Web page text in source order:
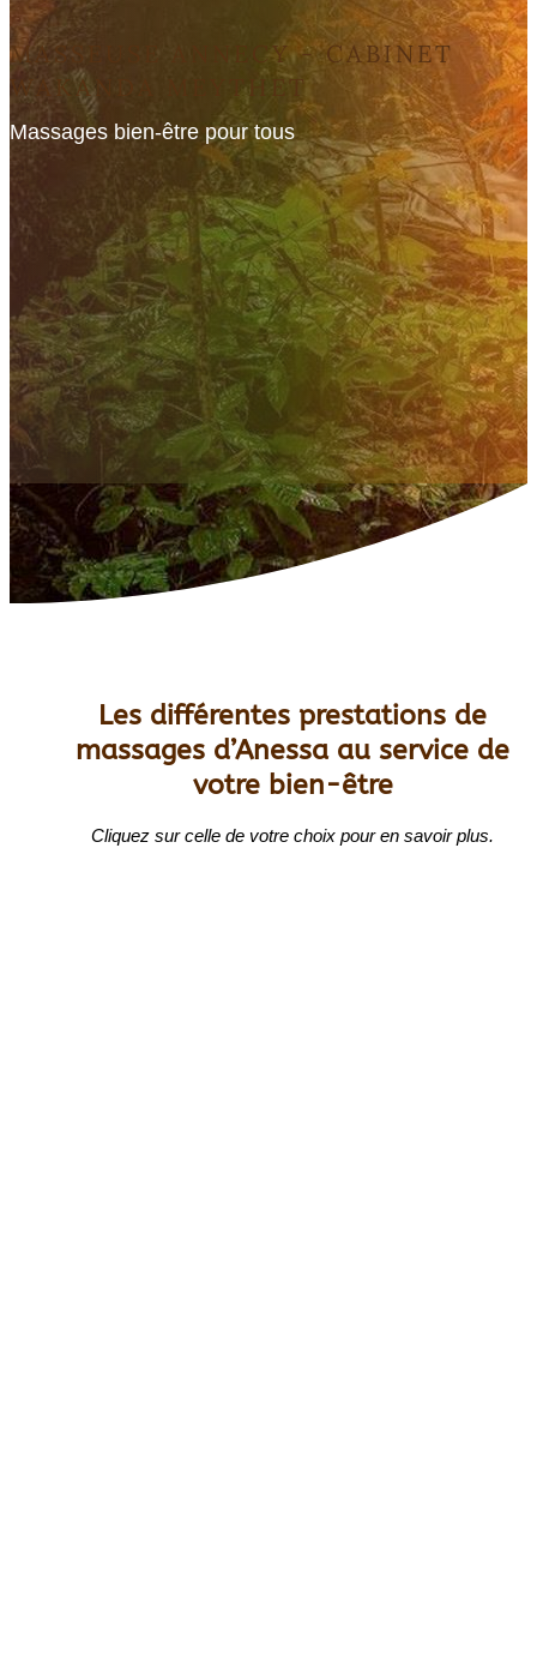
MASSEUSE ANNECY - CABINET
WAKANDA MEYTHET
Massages bien-être pour tous
Les différentes prestations de
massages d’Anessa au service de
votre bien-être
Cliquez sur celle de votre choix pour en savoir plus.